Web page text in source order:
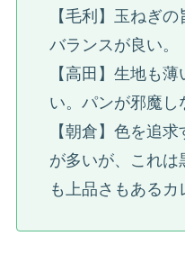
【毛利】玉ねぎ
バランスが良い。
【高田】生地も
い。パンが邪魔し
【朝倉】色を追
が多いが、これは
も上品さもあるカ